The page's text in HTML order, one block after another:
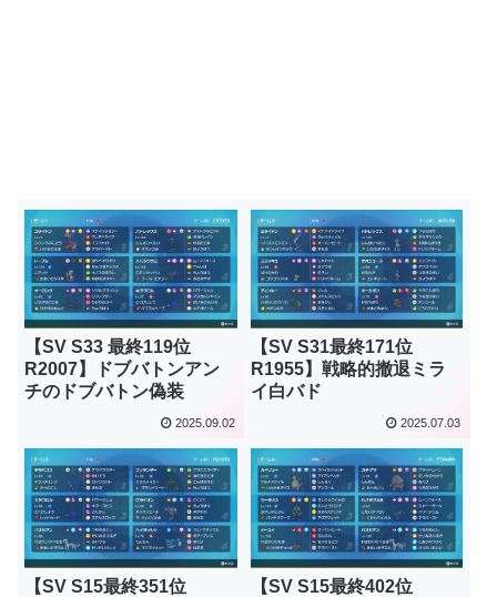
【SV S33 最終119位
R2007】ドブバトンアン
チのドブバトン偽装
2025.09.02
【SV S31最終171位
R1955】戦略的撤退ミラ
イ白バド
2025.07.03
【SV S15最終351位
【SV S15最終402位